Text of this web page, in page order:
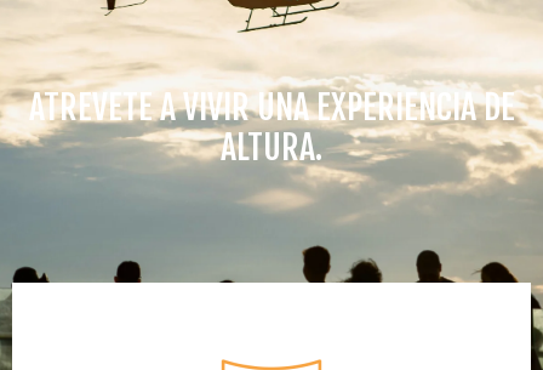
ATREVETE A VIVIR UNA EXPERIENCIA DE
ALTURA.